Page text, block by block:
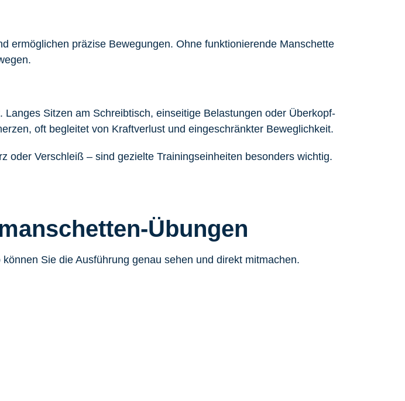
ermöglichen präzise Bewegungen. Ohne funktionierende Manschette
Sitzen am Schreibtisch, einseitige Belastungen oder Überkopf-
oft begleitet von Kraftverlust und eingeschränkter Beweglichkeit.
oder Verschleiß – sind gezielte Trainingseinheiten besonders wichtig.
Übungen
Sie die Ausführung genau sehen und direkt mitmachen.